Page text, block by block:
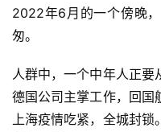
2022年6月的一个傍晚
匆。
人群中，一个中年人正要
德国公司主掌工作，回国
上海疫情吃紧，全城封